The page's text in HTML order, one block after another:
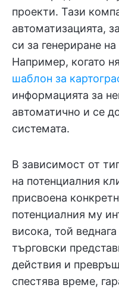
проекти. Тази
автоматизацията,
си за генериране
Например, когато
шаблон за
информацията за
автоматично и се
системата.
В зависимост от
на потенциалния
присвоена
потенциалния му
висока, той
търговски
действия и
спестява време,